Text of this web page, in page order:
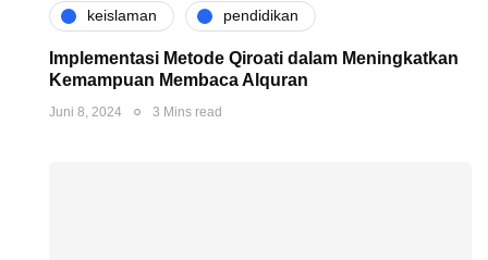
keislaman pendidikan
Implementasi Metode Qiroati dalam Meningkatkan
Kemampuan Membaca Alquran
Juni 8, 2024 3 Mins read